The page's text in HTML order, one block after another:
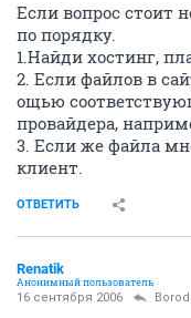
Если вопрос стоит
по порядку.
1.Найди хостинг,
2. Если файлов в
ощью
провайдера,
3. Если же файла
клиент.
ОТВЕТИТЬ
Renatik
Анонимный пользователь
16 сентября 2006